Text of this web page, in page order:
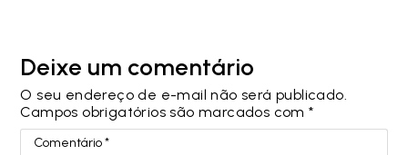
Deixe um comentário
O seu endereço de e-mail não será publicado.
Campos obrigatórios são marcados com*
Comentário*